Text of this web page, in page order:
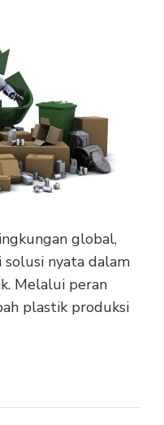
global,
solusi nyata dalam
Melalui peran
plastik produksi